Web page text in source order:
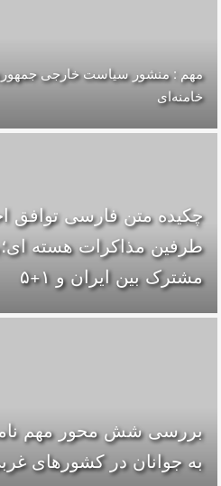
مهم : منشور سیاست خارجی جمهوری
خامنه‌ای
چکیده متن فارسی توافق
طرفین مذاکرات هسته
مشترک بین ایران و ۱+۵
بررسی شش محور مهم
به جوانان در کشورهای